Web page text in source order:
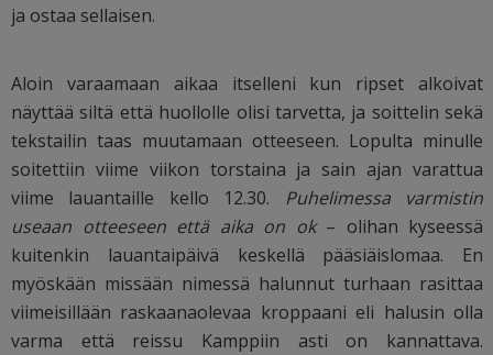
ja ostaa sellaisen.
Aloin varaamaan aikaa itselleni kun ripset alkoivat
näyttää siltä että huollolle olisi tarvetta, ja soittelin sekä
tekstailin taas muutamaan otteeseen. Lopulta minulle
soitettiin viime viikon torstaina ja sain ajan varattua
viime lauantaille kello 12.30. Puhelimessa varmistin
useaan otteeseen että aika on ok– olihan kyseessä
kuitenkin lauantaipäivä keskellä pääsiäislomaa. En
myöskään missään nimessä halunnut turhaan rasittaa
viimeisillään raskaanaolevaa kroppaani eli halusin olla
varma että reissu Kamppiin asti on kannattava.